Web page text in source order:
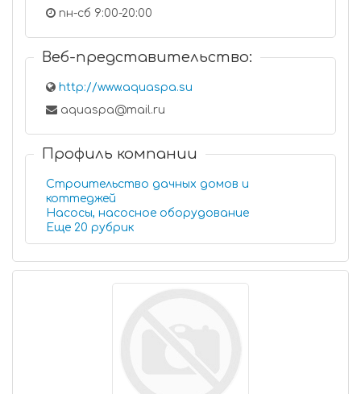
пн-сб 9:00-20:00
Веб-представительство:
http://www.aquaspa.su
aquaspa@mail.ru
Профиль компании
Строительство дачных домов и
коттеджей
Насосы, насосное оборудование
Еще 20 рубрик